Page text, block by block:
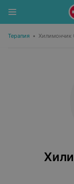
Терапия • Хилимончик